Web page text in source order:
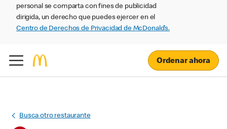
personal se comparta con fines de publicidad
dirigida, un derecho que puedes ejercer en el
Centro de Derechos de Privacidad de McDonald’s.
Ordenar ahora
Busca otro restaurante